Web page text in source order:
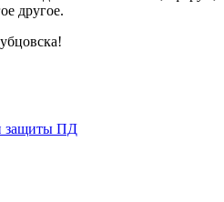
другое.
защиты ПД